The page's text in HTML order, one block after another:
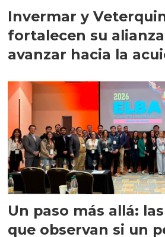
Invermar y
fortalecen su
avanzar hacia la
Un paso más allá:
que observan si un